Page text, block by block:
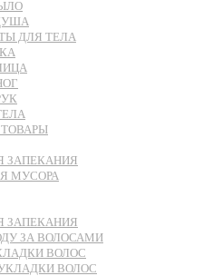
ДЛЯ ТЕЛА
ЗАПЕКАНИЯ
МУСОРА
ЗАПЕКАНИЯ
ЗА ВОЛОСАМИ
ВОЛОС
ВОЛОС